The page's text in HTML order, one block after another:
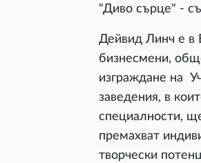
"Диво сърце" -
Дейвид Линч е в
бизнесмени,
изграждане на
заведения, в
специалности,
премахват
творчески